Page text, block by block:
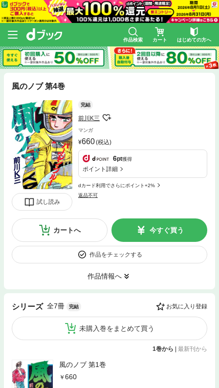
作品検索 カート はじめての方へ
風のノブ 第4巻
試し読み
完結
前川K三
マンガ
660(税込)
6pt獲得
ポイント詳細
dカード利用でさらにポイント+2%
返品不可
カートへ 今すぐ買う
作品をチェックする
作品情報へ
シリーズ 全7冊 完結 お気に入り登録
未購入巻をまとめて買う
1巻から | 最新刊から
風のノブ 第1巻
660